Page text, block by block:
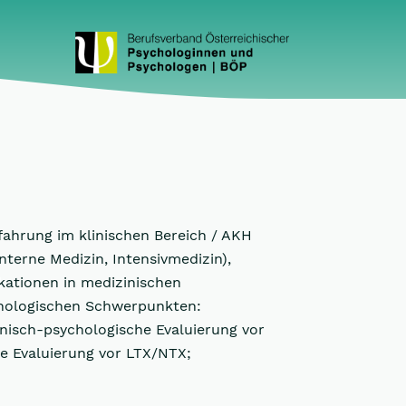
im klinischen Bereich / AKH
Medizin, Intensivmedizin),
in medizinischen
Schwerpunkten:
psychologische Evaluierung vor
vor LTX/NTX;